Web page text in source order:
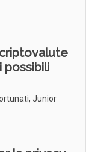
possibili
Junior